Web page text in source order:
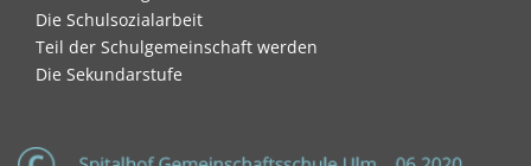
Die Schulsozialarbeit
Teil der Schulgemeinschaft werden
Die Sekundarstufe